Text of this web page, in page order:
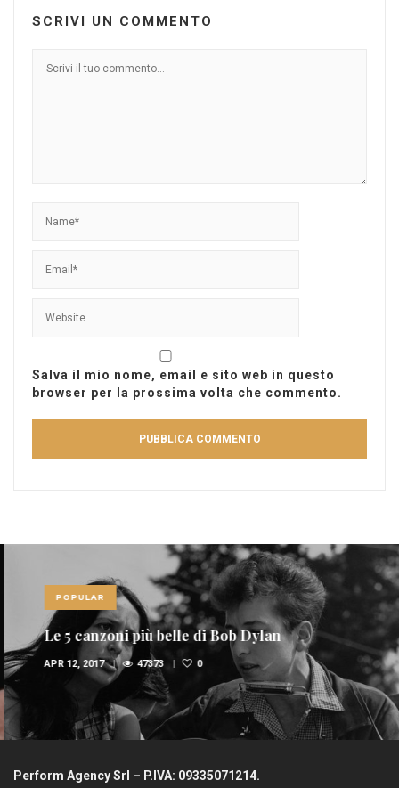
SCRIVI UN COMMENTO
Salva il mio nome, email e sito web in questo
browser per la prossima volta che commento.
POPULAR
Le 5 canzoni più belle di Bob Dylan
APR 12, 2017 47373 0
Perform Agency Srl – P.IVA: 09335071214.